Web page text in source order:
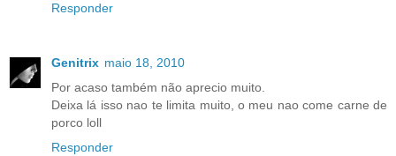
Responder
Genitrix maio 18, 2010
Por acaso também não aprecio muito.
Deixa lá isso nao te limita muito, o meu nao come carne de
porco loll
Responder